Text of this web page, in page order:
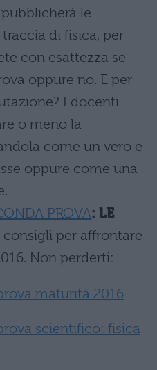
le
di fisica, per
con esattezza se
oppure no. E per
I docenti
o meno la
come un vero e
oppure come una
PROVA: LE
consigli per affrontare
Non perderti:
maturità 2016
scientifico: fisica